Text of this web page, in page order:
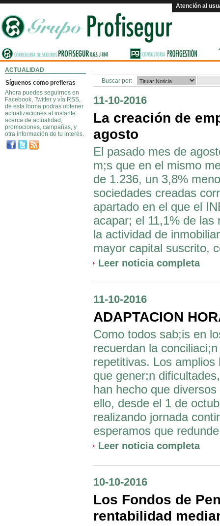
Atención al
ACTUALIDAD
Síguenos como prefieras
Ahora puedes seguirnos en
Facebook, Twitter y vía RSS,
de esta forma podras obtener
actualizaciones al instante
acerca de actualidad,
promociones, campañas, y
otra información de tu interés.
Buscar por:
11-10-2016
La creación de
agosto
El pasado mes de
m;s que en el mismo
de 1.236, un 3,8%
sociedades creadas
apartado en el que el
acapar; el 11,1% de las
la actividad de
mayor capital suscrito,
Leer noticia completa
11-10-2016
ADAPTACION
Como todos sab;is en
recuerdan la
repetitivas. Los
que gener;n
han hecho que
ello, desde el 1 de
realizando jornada
esperamos que
Leer noticia completa
10-10-2016
Los Fondos de
rentabilidad